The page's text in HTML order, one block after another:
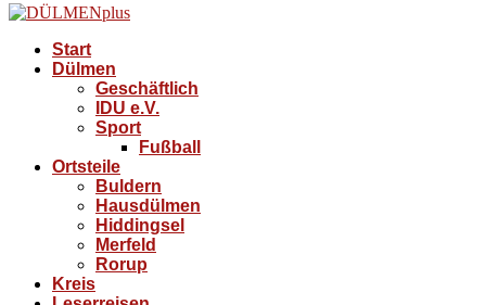
Start
Dülmen
Geschäftlich
IDU e.V.
Sport
Fußball
Ortsteile
Buldern
Hausdülmen
Hiddingsel
Merfeld
Rorup
Kreis